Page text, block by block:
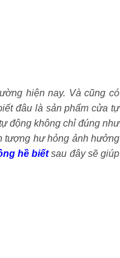
hiện nay. Và cũng có
đâu là sản phẩm cửa tự
động không chỉ đúng như
tượng hư hỏng ảnh hưởng
hề biếtsau đây sẽ giúp